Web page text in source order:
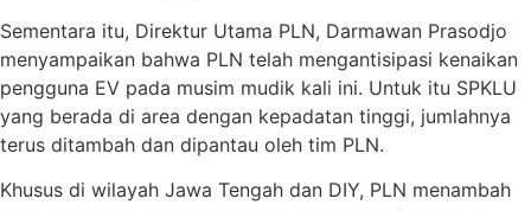
Sementara itu, Direktur Utama PLN, Darmawan Prasodjo
menyampaikan bahwa PLN telah mengantisipasi kenaikan
pengguna EV pada musim mudik kali ini. Untuk itu SPKLU
yang berada di area dengan kepadatan tinggi, jumlahnya
terus ditambah dan dipantau oleh tim PLN.
Khusus di wilayah Jawa Tengah dan DIY, PLN menambah